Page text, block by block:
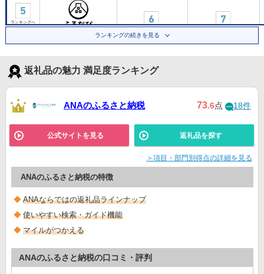
ランキングへ
公式サイト
ランキングへ Yahoo!ふるさと納税
ランキングへ
▼
公式サイト
ランキングの続きを見る
返礼品の魅力 満足度ランキング
ANAのふるさと納税 73.6点 18件
公式サイトを見る 返礼品を探す
＞項目・部門別得点の詳細を見る
ANAのふるさと納税の特徴
ANAならではの返礼品ラインナップ
使いやすい検索・ガイド機能
マイルがつかえる
ANAのふるさと納税の口コミ・評判